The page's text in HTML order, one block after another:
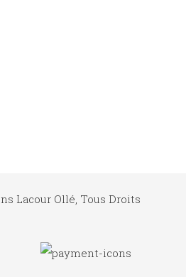
Lacour Ollé, Tous Droits